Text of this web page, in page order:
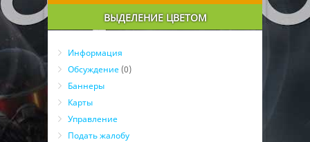
ВЫДЕЛЕНИЕ ЦВЕТОМ
Информация
Обсуждение (0)
Баннеры
Карты
Управление
Подать жалобу